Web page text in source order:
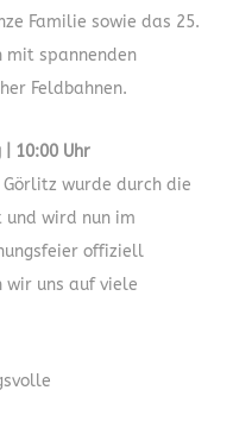
Familie sowie das 25.
mit spannenden
Feldbahnen.
10:00 Uhr
wurde durch die
wird nun im
offiziell
wir uns auf viele